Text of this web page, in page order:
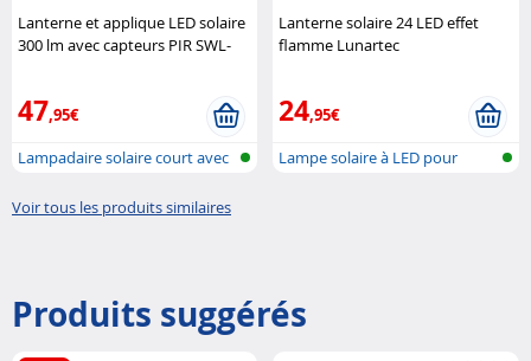
Lanterne et applique LED solaire
300 lm avec capteurs PIR SWL-
47,95€
Lampadaire solaire court avec
Lanterne solaire 24 LED effet
flamme Lunartec
24,95€
Lampe solaire à LED pour
Voir tous les produits similaires
Produits suggérés